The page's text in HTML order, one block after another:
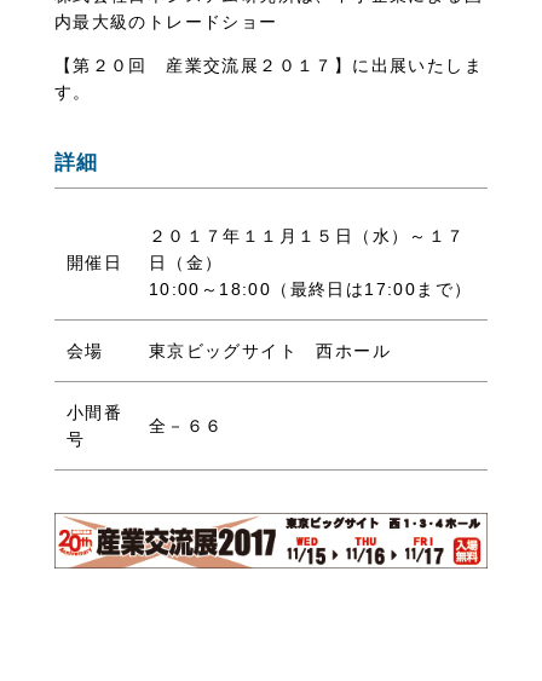
内最大級のトレードショー
【第２０回 産業交流展２０１７】に出展いたしま
す。
詳細
開催日
２０１７年１１月１５日（水）～１７
日（金）
10:00～18:00（最終日は17:00まで）
会場 東京ビッグサイト 西ホール
小間番
号
全－６６